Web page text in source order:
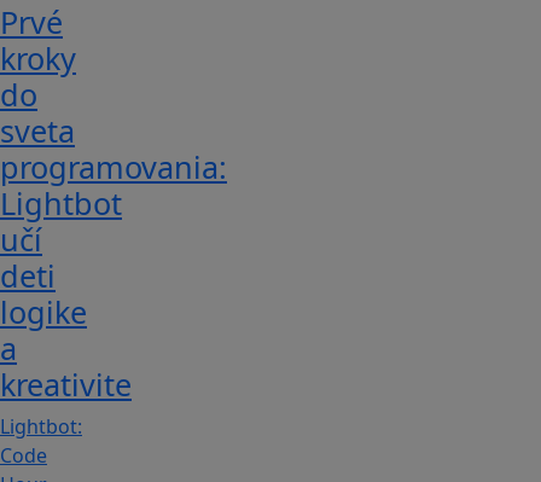
Prvé
kroky
do
sveta
programovania:
Lightbot
učí
deti
logike
a
kreativite
Lightbot:
Code